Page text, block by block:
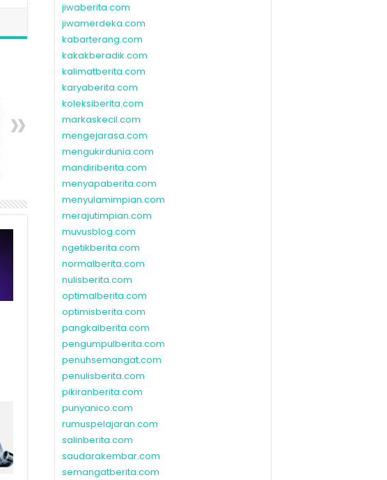
jiwaberita.com
jiwamerdeka.com
kabarterang.com
kakakberadik.com
kalimatberita.com
karyaberita.com
koleksiberita.com
markaskecil.com
mengejarasa.com
mengukirdunia.com
mandiriberita.com
menyapaberita.com
menyulamimpian.com
merajutimpian.com
muvusblog.com
ngetikberita.com
normalberita.com
nulisberita.com
optimalberita.com
optimisberita.com
pangkalberita.com
pengumpulberita.com
penuhsemangat.com
penulisberita.com
pikiranberita.com
punyanico.com
rumuspelajaran.com
salinberita.com
saudarakembar.com
semangatberita.com